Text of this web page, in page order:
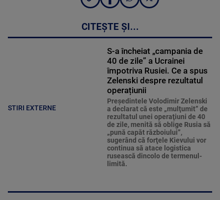
CITEȘTE ȘI...
STIRI EXTERNE
S-a încheiat „campania de
40 de zile” a Ucrainei
împotriva Rusiei. Ce a spus
Zelenski despre rezultatul
operațiunii
Preşedintele Volodimir Zelenski
a declarat că este „mulţumit” de
rezultatul unei operaţiuni de 40
de zile, menită să oblige Rusia să
„pună capăt războiului”,
sugerând că forţele Kievului vor
continua să atace logistica
rusească dincolo de termenul-
limită.